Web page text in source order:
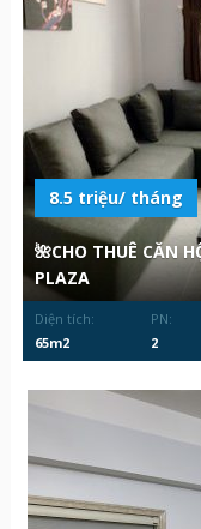
8.5 triệu/ tháng
🌺CHO THUÊ CĂN
PLAZA
Diện tích:
65m2
PN:
2